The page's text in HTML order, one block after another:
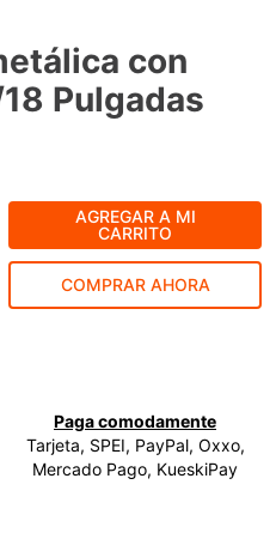
con
Pulgadas
AGREGAR A MI
CARRITO
COMPRAR AHORA
Paga comodamente
Tarjeta, SPEI, PayPal, Oxxo,
Mercado Pago, KueskiPay
lenox
esmeriladora
-cut